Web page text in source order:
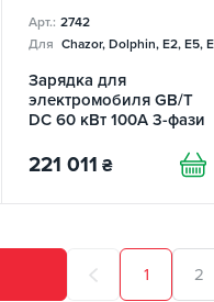
Арт.: 2742
Для Chazor, Dolphin, E2, E5,
Зарядка для
электромобиля GB/T
DC 60 кВт 100А 3-фази
221 011 ₴
1 2